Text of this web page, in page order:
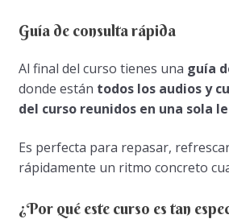
Guía de consulta rápida
Al final del curso tienes una guía
donde están todos los audios y
del curso reunidos en una sola
Es perfecta para repasar,
rápidamente un ritmo concreto
¿Por qué este curso es tan